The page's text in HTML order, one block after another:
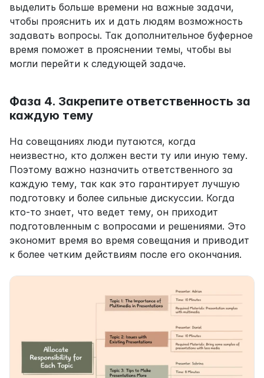
выделить больше времени на важные задачи,
чтобы прояснить их и дать людям возможность
задавать вопросы. Так дополнительное буферное
время поможет в прояснении темы, чтобы вы
могли перейти к следующей задаче.
Фаза 4. Закрепите ответственность за
каждую тему
На совещаниях люди путаются, когда
неизвестно, кто должен вести ту или иную тему.
Поэтому важно назначить ответственного за
каждую тему, так как это гарантирует лучшую
подготовку и более сильные дискуссии. Когда
кто-то знает, что ведет тему, он приходит
подготовленным с вопросами и решениями. Это
экономит время во время совещания и приводит
к более четким действиям после его окончания.